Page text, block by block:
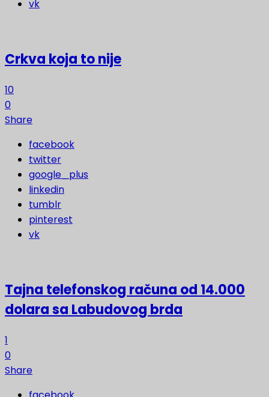
vk
Crkva koja to nije
10
0
Share
facebook
twitter
google_plus
linkedin
tumblr
pinterest
vk
Tajna telefonskog računa od 14.000
dolara sa Labudovog brda
1
0
Share